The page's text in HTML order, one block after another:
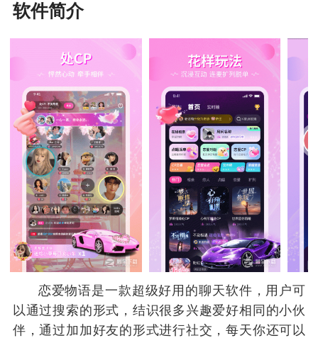
软件简介
恋爱物语是一款超级好用的聊天软件，用户可
以通过搜索的形式，结识很多兴趣爱好相同的小伙
伴，通过加加好友的形式进行社交，每天你还可以